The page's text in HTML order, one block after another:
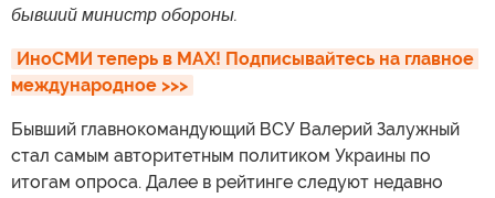
бывший министр обороны.
ИноСМИ теперь в MAX! Подписывайтесь на главное
международное >>>
Бывший главнокомандующий ВСУ Валерий Залужный
стал самым авторитетным политиком Украины по
итогам опроса. Далее в рейтинге следуют недавно